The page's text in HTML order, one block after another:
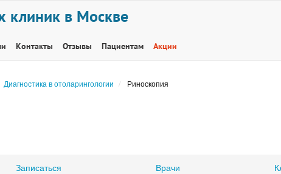
клиник в Москве
Контакты Отзывы Пациентам Акции
Диагностика в отоларингологии Риноскопия
Записаться Врачи